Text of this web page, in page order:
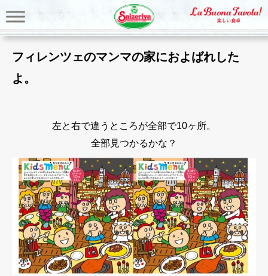
フィレンツェのマンマの家におよばれした
よ。
左と右で違うところが全部で10ヶ所。
全部見つかるかな？